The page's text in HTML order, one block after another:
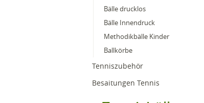
Bälle drucklos
Bälle Innendruck
Methodikbälle Kinder
Ballkörbe
Tenniszubehör
Besaitungen Tennis